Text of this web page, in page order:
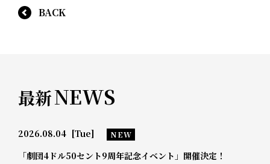
BACK
最新NEWS
2026.08.04 [Tue] NEW
「劇団4ドル50セント9周年記念イベント」開催決定！